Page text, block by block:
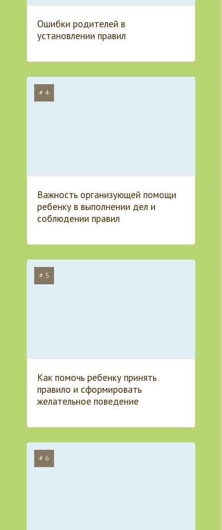
Ошибки родителей в
установлении правил
# 4
Важность организующей помощи
ребенку в выполнении дел и
соблюдении правил
# 5
Как помочь ребенку принять
правило и сформировать
желательное поведение
# 6